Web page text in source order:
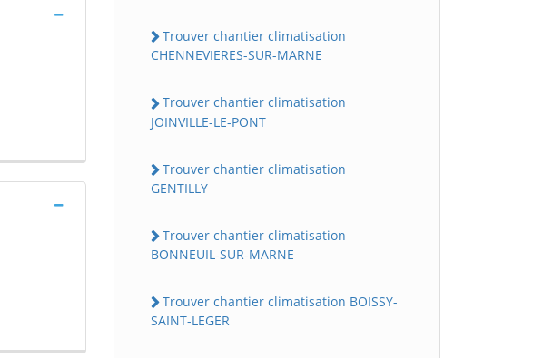
Trouver chantier climatisation
CHENNEVIERES-SUR-MARNE
Trouver chantier climatisation
JOINVILLE-LE-PONT
Trouver chantier climatisation
GENTILLY
Trouver chantier climatisation
BONNEUIL-SUR-MARNE
Trouver chantier climatisation BOISSY-
SAINT-LEGER